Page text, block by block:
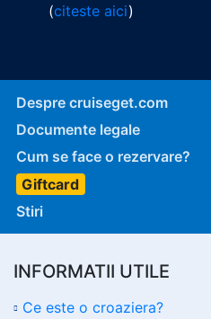
(citeste aici)
Despre cruiseget.com
Documente legale
Cum se face o rezervare?
Giftcard
Stiri
INFORMATII UTILE
Ce este o croaziera?